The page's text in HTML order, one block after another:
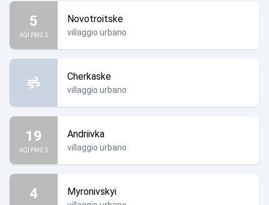
5
AQI PM2.5
Novotroitske
villaggio urbano
Cherkaske
villaggio urbano
19
AQI PM2.5
Andriivka
villaggio urbano
4 Myronivskyi